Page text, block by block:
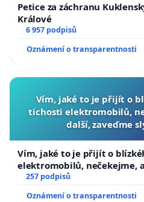
Petice za záchranu
Králové
6 957 podpisů
Oznámení o transparentnosti
Vím, jaké to je přijít o
tichosti elektromobilů,
další, zaveďme
Vím, jaké to je přijít o
elektromobilů, nečekejme,
zaveďme slyšitelná auta!
257 podpisů
Oznámení o transparentnosti